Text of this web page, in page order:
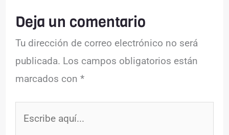
Deja un comentario
Tu dirección de correo electrónico no será
publicada. Los campos obligatorios están
marcados con*